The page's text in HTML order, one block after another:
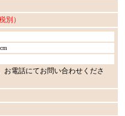
別）
電話にてお問い合わせくださ